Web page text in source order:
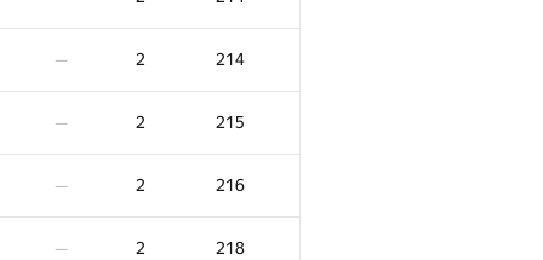
— 2 214
— 2 215
— 2 216
— 2 218
2 173
2 174
2 178
2 178